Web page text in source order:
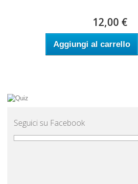
12,00 €
Aggiungi al carrello
Seguici su Facebook